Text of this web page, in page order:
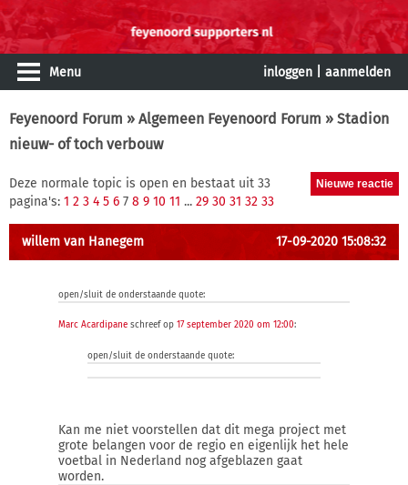
Menu inloggen aanmelden
Feyenoord Forum » Algemeen Feyenoord Forum » Stadion
nieuw- of toch verbouw
Deze normale topic is open en bestaat uit 33
pagina's: 1 2 3 4 5 6 7 8 9 10 11 ... 29 30 31 32 33
willem van Hanegem 17-09-2020 15:08:32
open/sluit de onderstaande quote:
Marc Acardipane schreef op 17 september 2020 om 12:00:
open/sluit de onderstaande quote:
Kan me niet voorstellen dat dit mega project met
grote belangen voor de regio en eigenlijk het hele
voetbal in Nederland nog afgeblazen gaat
worden.